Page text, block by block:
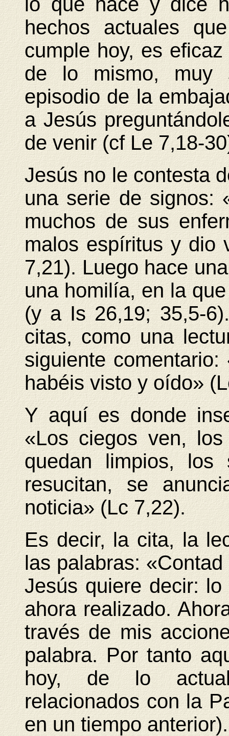
hechos actuales
cumple hoy, es
de lo mismo, muy
episodio de la
a Jesús
de venir (cf Le 7,18-
Jesús no le contesta
una serie de signos:
muchos de sus
malos espíritus y dio
7,21). Luego hace
una homilía, en la
(y a Is 26,19; 35,5-
citas, como una
siguiente
habéis visto y oído»
Y aquí es donde
«Los ciegos ven,
quedan limpios, los
resucitan, se
noticia» (Lc 7,22).
Es decir, la cita, la
las palabras:
Jesús quiere decir:
ahora realizado.
través de mis
palabra. Por tanto
hoy, de lo
relacionados con la
en un tiempo anterior).